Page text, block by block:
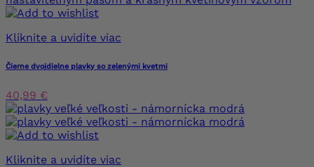
Kliknite a uvidíte viac
Čierne dvojdielne plavky so zelenými kvetmi
40,99 €
Kliknite a uvidíte viac